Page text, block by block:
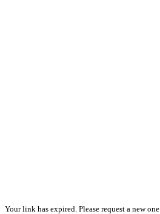
Your link has expired. Please request a new one.